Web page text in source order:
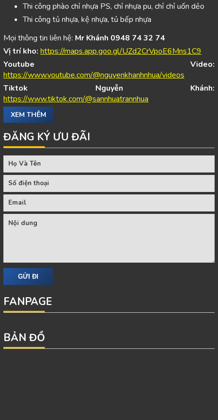
Thi công phào chỉ nhựa PS, chỉ nhựa pu, chỉ chỉ uốn dẻo
Thi công tủ nhựa, kệ nhựa, tủ bếp nhựa
Mọi thông tin liên hệ: Mr Khánh 0948 74 32 74
Vị trí kho: https://maps.app.goo.gl/UZd2CrVpoE6Mns1C9
Youtube Video:
https://www.youtube.com/@nguyenkhanhnhua/videos
Tiktok Nguyễn Khánh:
https://www.tiktok.com/@sannhuatrannhua
XEM THÊM
ĐĂNG KÝ ƯU ĐÃI
FANPAGE
BẢN ĐỒ